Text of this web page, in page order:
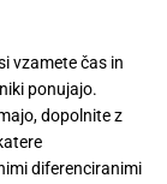
vzamete čas in
ponujajo.
dopolnite z
diferenciranimi